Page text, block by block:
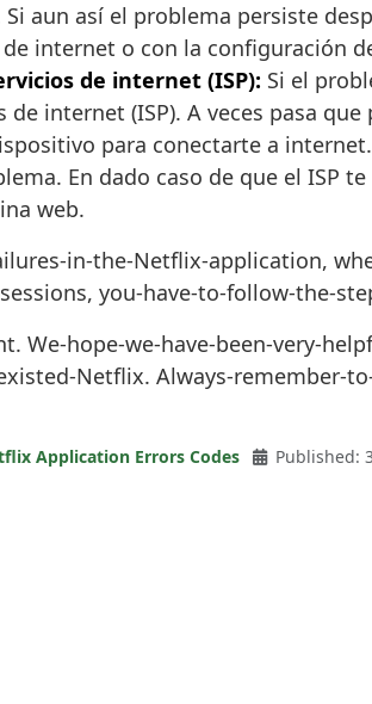
aun así el problema persiste
internet o con la configuración
de internet (ISP): Si el
internet (ISP). A veces pasa
para conectarte a
En dado caso de que el ISP
web.
in-the-Netflix-application,
you-have-to-follow-the-
We-hope-we-have-been-very-
Netflix. Always-remember-
Application Errors Codes Published: